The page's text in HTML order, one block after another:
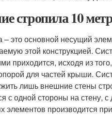
стропила 10
– это основной несущий
этой конструкцией.
приходится, исходя из
для частей крыши.
лишь внешние стены
с одной стороны на стену,
элементов производится